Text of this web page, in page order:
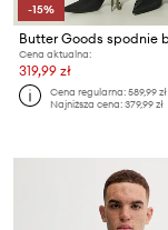
-15%
Cena aktualna:
319,99 zł
Cena regularna:589,99 zł
Najniższa cena:379,99 zł